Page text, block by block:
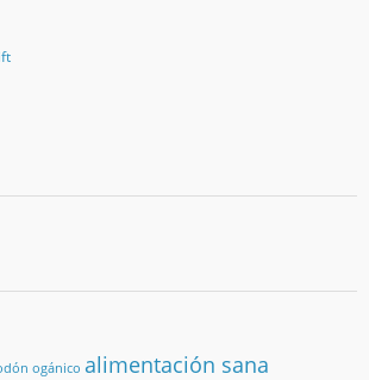
ogánico alimentación sana